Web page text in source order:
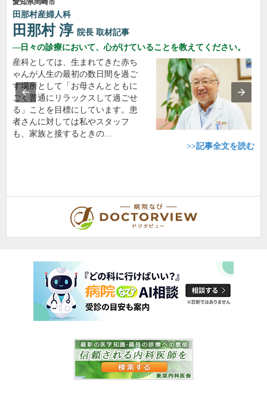
愛知県岡崎市
田那村産婦人科
田那村 淳 院長 取材記事
日々の診療において、心がけていることを教えてください。
産科としては、生まれてきた赤ち
ゃんが人生の最初の数日間を過ご
す場所として「お母さんとともに
ごく普通にリラックスして過ごせ
る」ことを目標にしています。患
者さんに対しては私やスタッフ
も、家族と接するときの…
>>記事全文を読む